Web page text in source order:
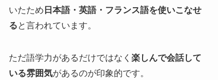
いたため 日本語・英語・フランス語を使いこなせ
る と言われています。
ただ語学力があるだけではなく 楽しんで会話して
いる雰囲気があるのが印象的です。